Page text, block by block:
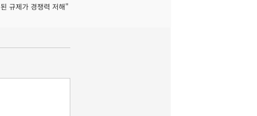
된 규제가 경쟁력 저해"